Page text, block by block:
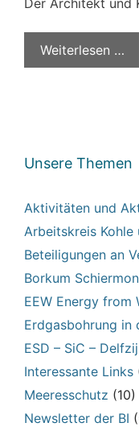
Weiterlesen …
Unsere Themen
Aktivitäten und
Arbeitskreis Kohle
Beteiligungen an
Borkum
EEW Energy from
Erdgasbohrung in
ESD – SiC –
Interessante Links
Meeresschutz (10)
Newsletter der BI